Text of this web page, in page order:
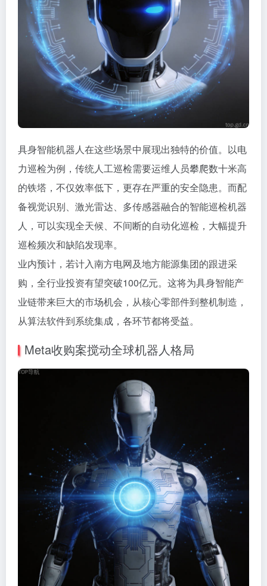
具身智能机器人在这些场景中展现出独特的价值。以电
力巡检为例，传统人工巡检需要运维人员攀爬数十米高
的铁塔，不仅效率低下，更存在严重的安全隐患。而配
备视觉识别、激光雷达、多传感器融合的智能巡检机器
人，可以实现全天候、不间断的自动化巡检，大幅提升
巡检频次和缺陷发现率。
业内预计，若计入南方电网及地方能源集团的跟进采
购，全行业投资有望突破100亿元。这将为具身智能产
业链带来巨大的市场机会，从核心零部件到整机制造，
从算法软件到系统集成，各环节都将受益。
Meta收购案搅动全球机器人格局